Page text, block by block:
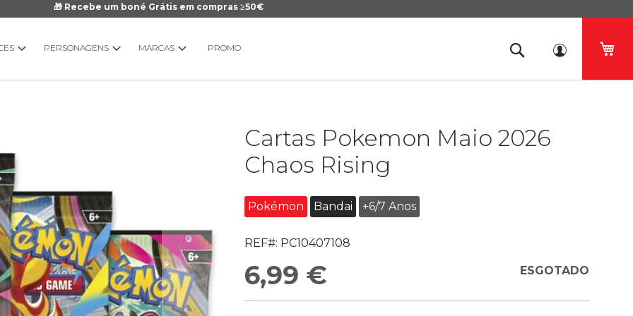
🎁 Recebe um boné Grátis em compras ≥50€
PERSONAGENS MARCAS PROMO
Cartas Pokemon Maio 2026
Chaos Rising
Pokémon Bandai +6/7 Anos
REF#: PC10407108
6,99 € ESGOTADO
início
Galeria
imagens